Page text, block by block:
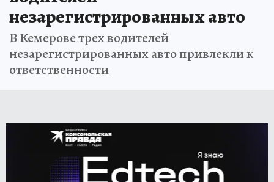
незарегистрированных авто
В Кемерове трех водителей
незарегистрированных авто привлекли к
ответственности